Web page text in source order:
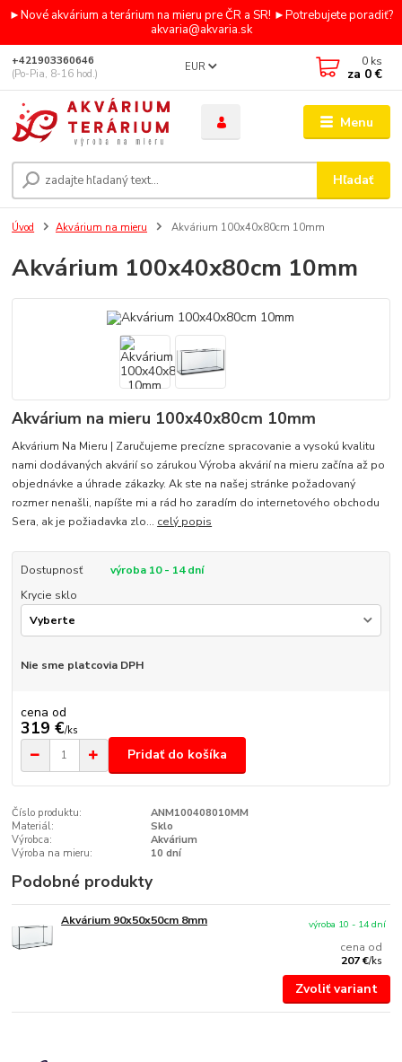
►Nové akvárium a terárium na mieru pre ČR a SR! ►Potrebujete poradiť?
akvaria@akvaria.sk
Menu
EUR
Hľadať
+421903360646
(Po-Pia, 8-16 hod.)
0 ks
za 0 €
Úvod Akvárium na mieru Akvárium 100x40x80cm 10mm
Akvárium 100x40x80cm 10mm
Akvárium na mieru 100x40x80cm 10mm
Akvárium Na Mieru | Zaručujeme precízne spracovanie a vysokú kvalitu
nami dodávaných akvárií so zárukou Výroba akvárií na mieru začína až po
objednávke a úhrade zákazky. Ak ste na našej stránke požadovaný
rozmer nenašli, napíšte mi a rád ho zaradím do internetového obchodu
Sera, ak je požiadavka zlo... celý popis
Dostupnosť
výroba 10 - 14 dní
Krycie sklo
Nie sme platcovia DPH
cena od
319 €/ks
Pridať do košíka
Číslo produktu:
ANM100408010MM
Materiál:
Sklo
Výrobca:
Akvárium
Výroba na mieru:
10 dní
Podobné produkty
Akvárium 90x50x50cm 8mm
cena od
207 €/ks
výroba 10 - 14 dní
Zvoliť variant